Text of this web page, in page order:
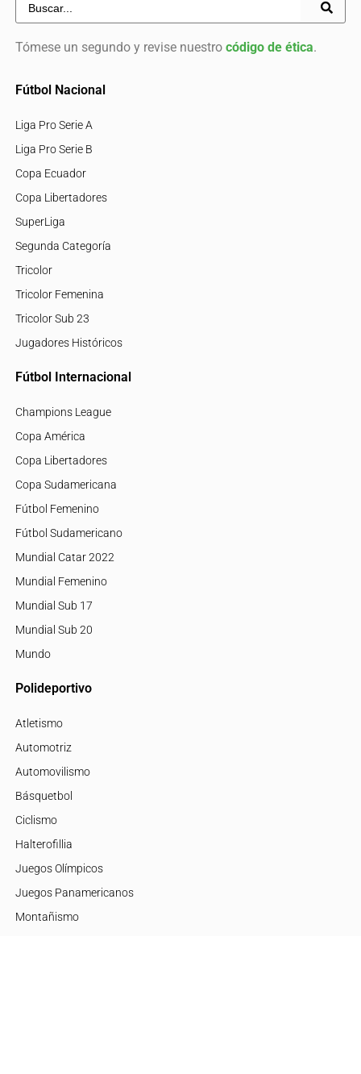
Tómese un segundo y revise nuestro código de ética.
Fútbol Nacional
Liga Pro Serie A
Liga Pro Serie B
Copa Ecuador
Copa Libertadores
SuperLiga
Segunda Categoría
Tricolor
Tricolor Femenina
Tricolor Sub 23
Jugadores Históricos
Fútbol Internacional
Champions League
Copa América
Copa Libertadores
Copa Sudamericana
Fútbol Femenino
Fútbol Sudamericano
Mundial Catar 2022
Mundial Femenino
Mundial Sub 17
Mundial Sub 20
Mundo
Polideportivo
Atletismo
Automotriz
Automovilismo
Básquetbol
Ciclismo
Halterofillia
Juegos Olímpicos
Juegos Panamericanos
Montañismo